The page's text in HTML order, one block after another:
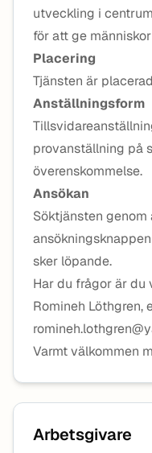
utveckling i
för att ge
Placering
Tjänsten är
Anställningsform
provanställning på
överenskommelse.
Ansökan
Söktjänsten
sker löpande.
Har du frågor är du
Romineh Löthgren,
Varmt välkommen
Arbetsgivare